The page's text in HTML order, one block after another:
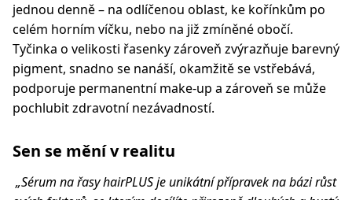
jednou denně – na odlíčenou oblast, ke kořínkům po
celém horním víčku, nebo na již zmíněné obočí.
Tyčinka o velikosti řasenky zároveň zvýrazňuje barevný
pigment, snadno se nanáší, okamžitě se vstřebává,
podporuje permanentní make-up a zároveň se může
pochlubit zdravotní nezávadností.
Sen se mění v realitu
„Sérum na řasy hairPLUS je unikátní přípravek na bázi růst